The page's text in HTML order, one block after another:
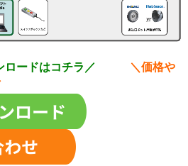
ロードはコチラ／ ＼価格や